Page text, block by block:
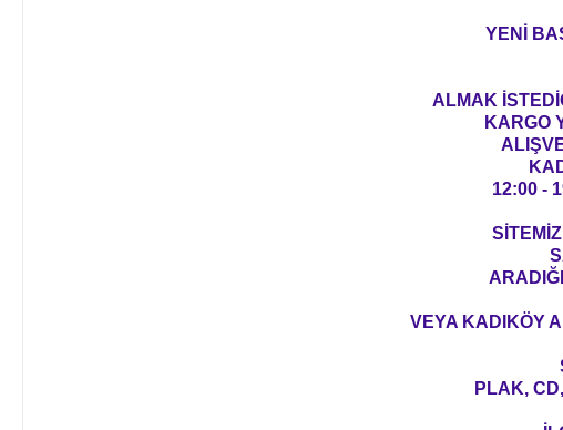
YENİ
ALMAK
KARGO
12:00 -
VEYA KADIKÖY
PLAK,